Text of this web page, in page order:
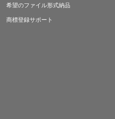
希望のファイル形式納品
商標登録サポート